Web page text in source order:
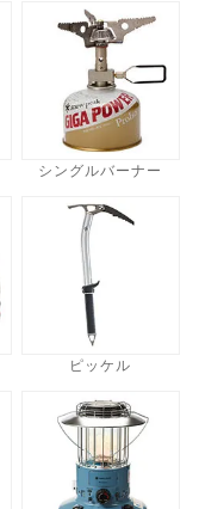
シングルバーナー
ピッケル